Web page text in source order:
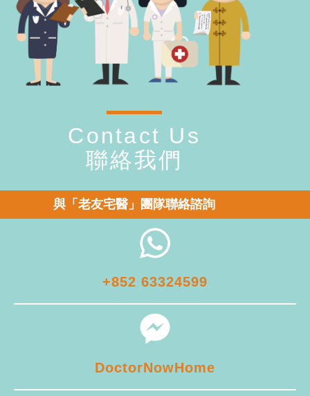
Contact Us
聯絡我們
與「老友宅醫」團隊聯絡諮詢
+852 63324599
DoctorNowHome